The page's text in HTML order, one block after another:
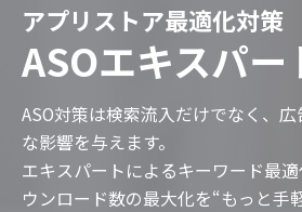
セミナー／イベント
資料ダウンロード
アプリストア最適化対策
ASOエキスパー
ASO対策は検索流入だけでなく、
な影響を与えます。
エキスパートによるキーワード最
ウンロード数の最大化を“もっと手